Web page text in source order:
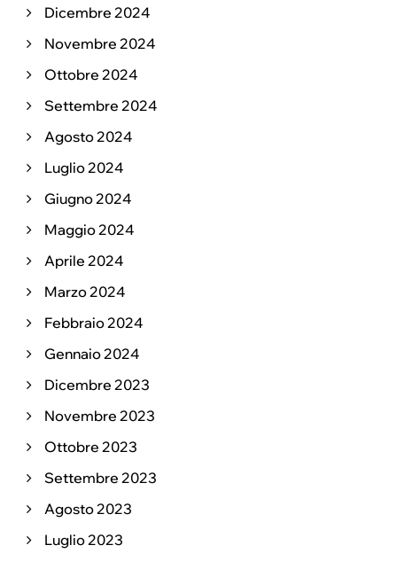
Dicembre 2024
Novembre 2024
Ottobre 2024
Settembre 2024
Agosto 2024
Luglio 2024
Giugno 2024
Maggio 2024
Aprile 2024
Marzo 2024
Febbraio 2024
Gennaio 2024
Dicembre 2023
Novembre 2023
Ottobre 2023
Settembre 2023
Agosto 2023
Luglio 2023